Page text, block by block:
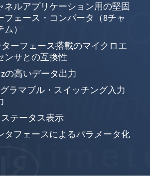
ネルアプリケーション用の堅固
フェース・コンバータ（8チャ
）
ターフェース搭載のマイクロエ
ンサとの互換性
の高いデータ出力
ラマブル・スイッチング入力
ステータス表示
タフェースによるパラメータ化